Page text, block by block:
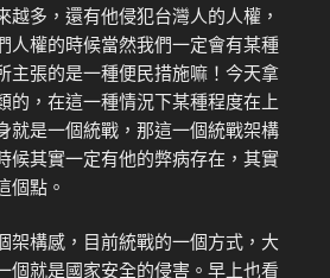
越多，還有他侵犯台灣人的人權，
人權的時候當然我們一定會有某種
主張的是一種便民措施嘛！今天拿
的，在這一種情況下某種程度在上
就是一個統戰，那這一個統戰架構
候其實一定有他的弊病存在，其實
個點。
架構感，目前統戰的一個方式，大
個就是國家安全的侵害。早上也看